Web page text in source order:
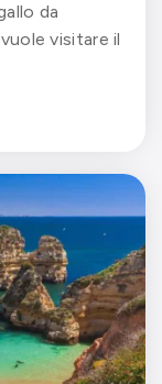
da
visitare il